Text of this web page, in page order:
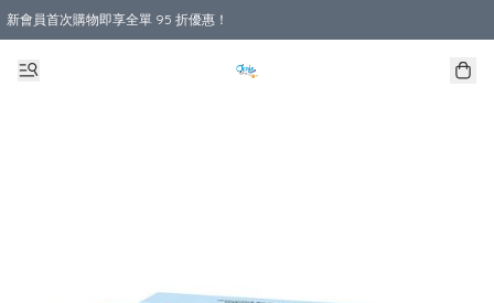
新會員首次購物即享全單 95 折優惠！
購物滿 HKD 800.00即享免運費優惠！（適用於 本地送貨、本地取貨 )